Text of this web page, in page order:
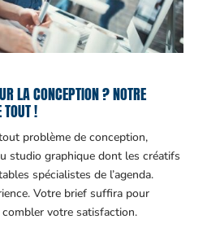
LA CONCEPTION ? NOTRE
TOUT !
problème de conception,
studio graphique dont les créatifs
spécialistes de l’agenda.
Votre brief suffira pour
votre satisfaction.